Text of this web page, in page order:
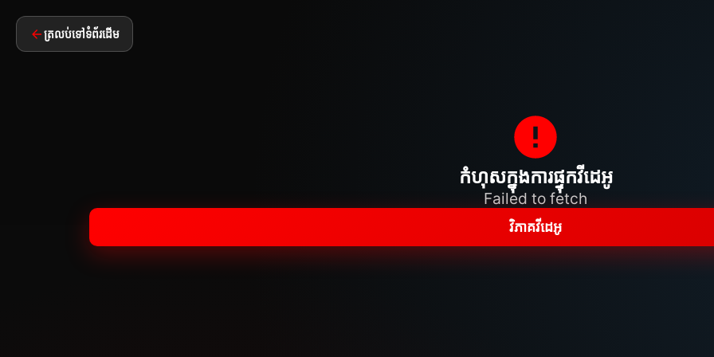
ត្រលប់ទៅទំព័រដើម
កំហុសក្នុងការផ្ទុកវីដេអូ
Failed to fetch
វិភាគវីដេអូ